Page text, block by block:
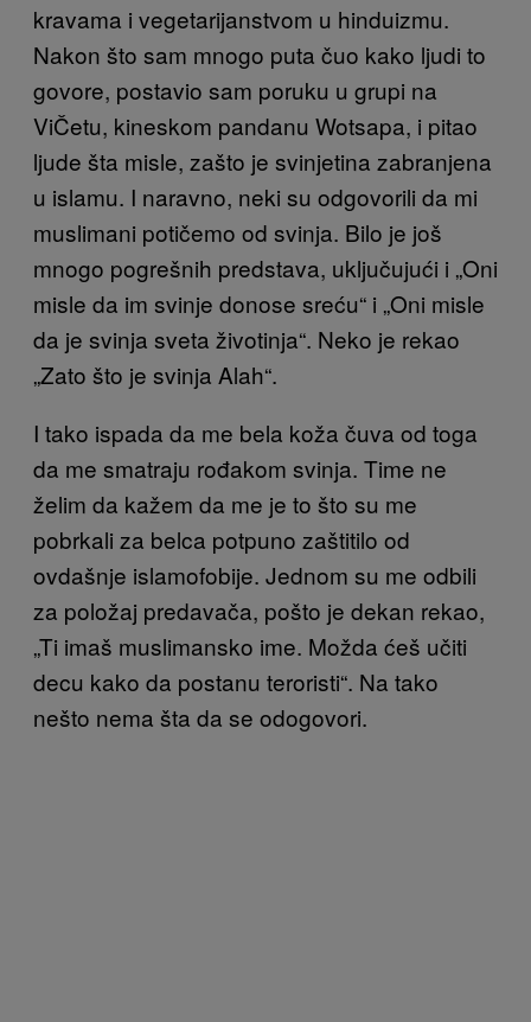
kravama i vegetarijanstvom u hinduizmu.
Nakon što sam mnogo puta čuo kako ljudi to
govore, postavio sam poruku u grupi na
ViČetu, kineskom pandanu Wotsapa, i pitao
ljude šta misle, zašto je svinjetina zabranjena
u islamu. I naravno, neki su odgovorili da mi
muslimani potičemo od svinja. Bilo je još
mnogo pogrešnih predstava, uključujući i „Oni
misle da im svinje donose sreću“ i „Oni misle
da je svinja sveta životinja“. Neko je rekao
„Zato što je svinja Alah“.
I tako ispada da me bela koža čuva od toga
da me smatraju rođakom svinja. Time ne
želim da kažem da me je to što su me
pobrkali za belca potpuno zaštitilo od
ovdašnje islamofobije. Jednom su me odbili
za položaj predavača, pošto je dekan rekao,
„Ti imaš muslimansko ime. Možda ćeš učiti
decu kako da postanu teroristi“. Na tako
nešto nema šta da se odogovori.